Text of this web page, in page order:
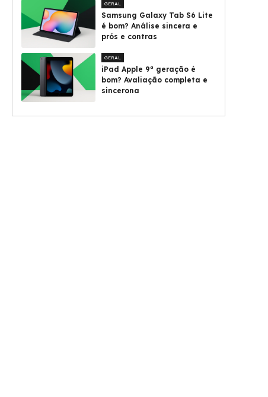
GERAL
Samsung Galaxy Tab S6 Lite
é bom? Análise sincera e
prós e contras
GERAL
iPad Apple 9ª geração é
bom? Avaliação completa e
sincerona